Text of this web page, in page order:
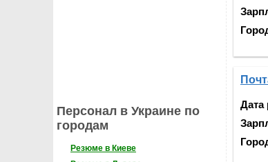
Персонал в Украине по
городам
Резюме в Киеве
Дата